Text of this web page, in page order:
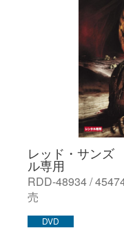
レッド・サン
ル専用
RDD-48934 /
売
DVD